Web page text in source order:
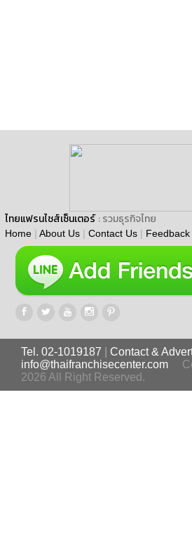
ไทยแฟรนไชส์เซ็นเตอร์ : รวมธุรกิจไทย
Home | About Us | Contact Us | Feedback
Tel. 02-1019187
Contact &
info@thaifranchisecenter.com
2026 All Right Reserved.